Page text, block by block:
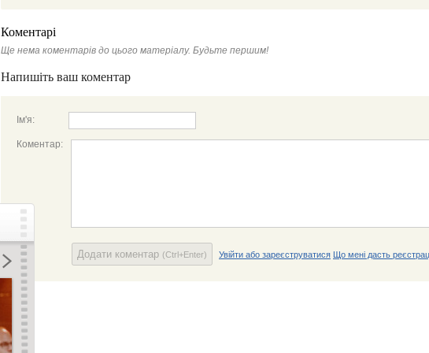
Коментарі
Ще нема коментарів до цього матеріалу. Будьте першим!
Напишіть ваш коментар
Ім'я:
Коментар:
Додати коментар (Ctrl+Enter) Увійти або зареєструватися Що мені дасть